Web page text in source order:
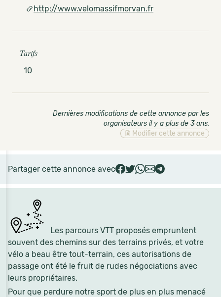
Les parcours VTT proposés empruntent
souvent des chemins sur des terrains privés, et votre
vélo a beau être tout-terrain, ces autorisations de
passage ont été le fruit de rudes négociations avec
leurs propriétaires.
Pour que perdure notre sport de plus en plus menacé
http://www.velomassifmorvan.fr
Tarifs
10
Dernières modifications de cette annonce par les
organisateurs il y a plus de 3 ans.
Modifier cette annonce
Partager cette annonce avec